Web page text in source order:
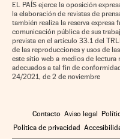
EL PAÍS ejerce la oposición
la elaboración de revistas de
también realiza la reserva
comunicación pública de sus
prevista en el artículo 33.1 del
de las reproducciones y usos de
este sitio web a medios de lectura
adecuados a tal fin de
24/2021, de 2 de noviembre
Contacto Aviso legal
Política de privacidad